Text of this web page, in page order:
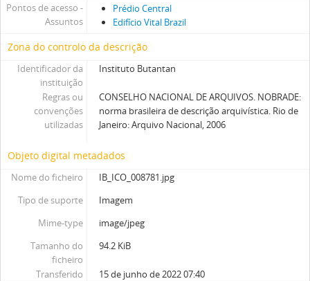
Pontos de acesso -
Assuntos
Prédio Central
Edifício Vital Brazil
Zona do controlo da descrição
Identificador da
instituição
Instituto Butantan
Regras ou
convenções
utilizadas
CONSELHO NACIONAL DE ARQUIVOS. NOBRADE:
norma brasileira de descrição arquivística. Rio de
Janeiro: Arquivo Nacional, 2006
Objeto digital metadados
Nome do ficheiro
IB_ICO_008781.jpg
Tipo de suporte
Imagem
Mime-type
image/jpeg
Tamanho do
ficheiro
94.2 KiB
Transferido 15 de junho de 2022 07:40